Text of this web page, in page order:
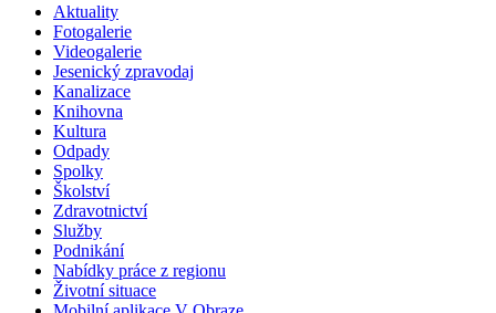
Aktuality
Fotogalerie
Videogalerie
Jesenický zpravodaj
Kanalizace
Knihovna
Kultura
Odpady
Spolky
Školství
Zdravotnictví
Služby
Podnikání
Nabídky práce z regionu
Životní situace